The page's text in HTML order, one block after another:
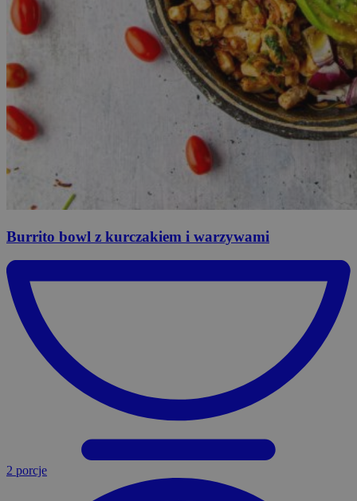
Burrito bowl z kurczakiem i warzywami
2 porcje